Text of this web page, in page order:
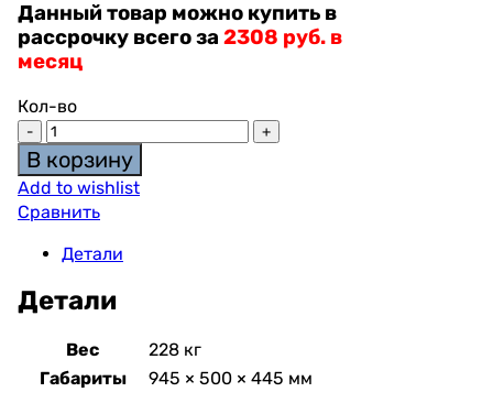
Данный товар можно купить в
рассрочку всего за 2308 руб. в
месяц
Кол-во
В корзину
Add to wishlist
Сравнить
Детали
Детали
Вес
228 кг
Габариты
945 × 500 × 445 мм